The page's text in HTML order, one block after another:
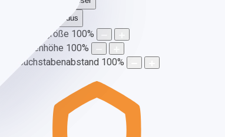
Lesemodus
Schriftgröße 100%
Zeilenhöhe 100%
Buchstabenabstand 100%